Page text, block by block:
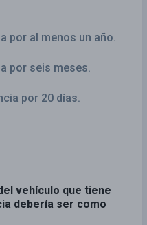
por al menos un año.
por seis meses.
por 20 días.
vehículo que tiene
debería ser como